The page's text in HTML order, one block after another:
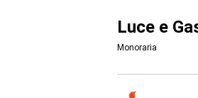
Luce e
Monoraria